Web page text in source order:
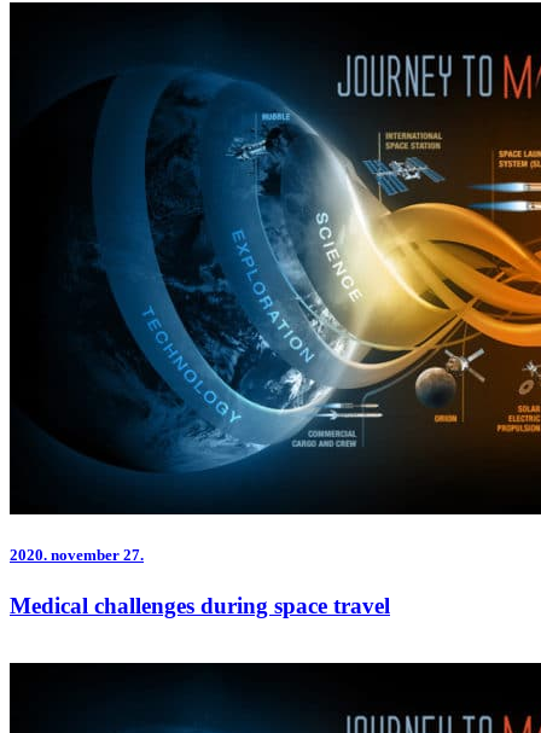
2020. november 27.
Medical challenges during space travel